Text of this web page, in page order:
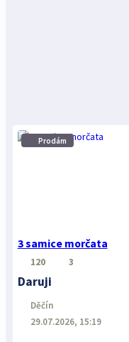
Prodám
3 samice morčata
120 3
Daruji
Děčín
29.07.2026, 15:19